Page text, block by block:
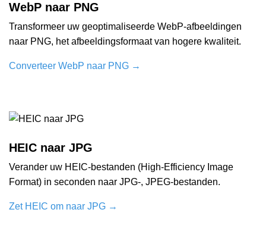
WebP naar PNG
Transformeer uw geoptimaliseerde WebP-afbeeldingen
naar PNG, het afbeeldingsformaat van hogere kwaliteit.
Converteer WebP naar PNG →
HEIC naar JPG
Verander uw HEIC-bestanden (High-Efficiency Image
Format) in seconden naar JPG-, JPEG-bestanden.
Zet HEIC om naar JPG →